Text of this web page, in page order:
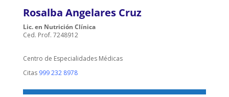
Rosalba Angelares Cruz
Lic. en Nutrición Clínica
Ced. Prof. 7248912
Centro de Especialidades Médicas
Citas 999 232 8978